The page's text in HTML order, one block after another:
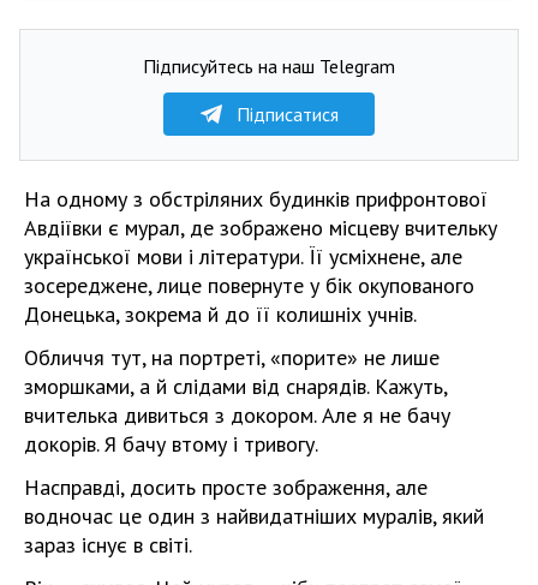
Підписуйтесь на наш Telegram
Підписатися
На одному з обстріляних будинків прифронтової
Авдіївки є мурал, де зображено місцеву вчительку
української мови і літератури. Її усміхнене, але
зосереджене, лице повернуте у бік окупованого
Донецька, зокрема й до її колишніх учнів.
Обличчя тут, на портреті, «порите» не лише
зморшками, а й слідами від снарядів. Кажуть,
вчителька дивиться з докором. Але я не бачу
докорів. Я бачу втому і тривогу.
Насправді, досить просте зображення, але
водночас це один з найвидатніших муралів, який
зараз існує в світі.